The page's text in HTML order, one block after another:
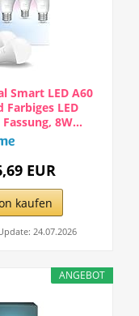
Smart LED A60
Farbiges LED
8W...
EUR
kaufen
24.07.2026
ANGEBOT